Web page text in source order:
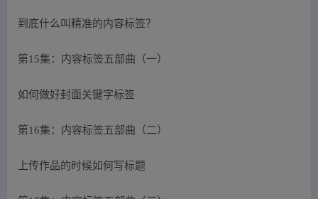
到底什么叫精准的内容标签？
第15集：内容标签五部曲（一）
如何做好封面关键字标签
第16集：内容标签五部曲（二）
上传作品的时候如何写标题